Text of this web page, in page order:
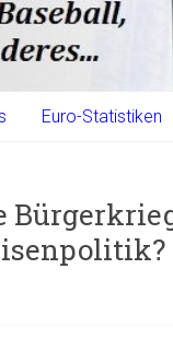
Euro-Statistiken